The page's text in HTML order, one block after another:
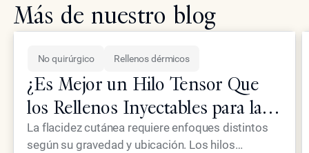
Más de nuestro blog
No quirúrgico Rellenos dérmicos
¿Es Mejor un Hilo Tensor Que
los Rellenos Inyectables para la
Piel Flácida?
La flacidez cutánea requiere enfoques distintos
según su gravedad y ubicación. Los hilos